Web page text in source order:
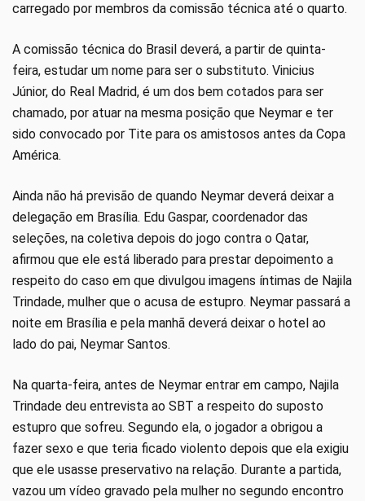
carregado por membros da comissão técnica até o quarto.
A comissão técnica do Brasil deverá, a partir de quinta-
feira, estudar um nome para ser o substituto. Vinicius
Júnior, do Real Madrid, é um dos bem cotados para ser
chamado, por atuar na mesma posição que Neymar e ter
sido convocado por Tite para os amistosos antes da Copa
América.
Ainda não há previsão de quando Neymar deverá deixar a
delegação em Brasília. Edu Gaspar, coordenador das
seleções, na coletiva depois do jogo contra o Qatar,
afirmou que ele está liberado para prestar depoimento a
respeito do caso em que divulgou imagens íntimas de Najila
Trindade, mulher que o acusa de estupro. Neymar passará a
noite em Brasília e pela manhã deverá deixar o hotel ao
lado do pai, Neymar Santos.
Na quarta-feira, antes de Neymar entrar em campo, Najila
Trindade deu entrevista ao SBT a respeito do suposto
estupro que sofreu. Segundo ela, o jogador a obrigou a
fazer sexo e que teria ficado violento depois que ela exigiu
que ele usasse preservativo na relação. Durante a partida,
vazou um vídeo gravado pela mulher no segundo encontro